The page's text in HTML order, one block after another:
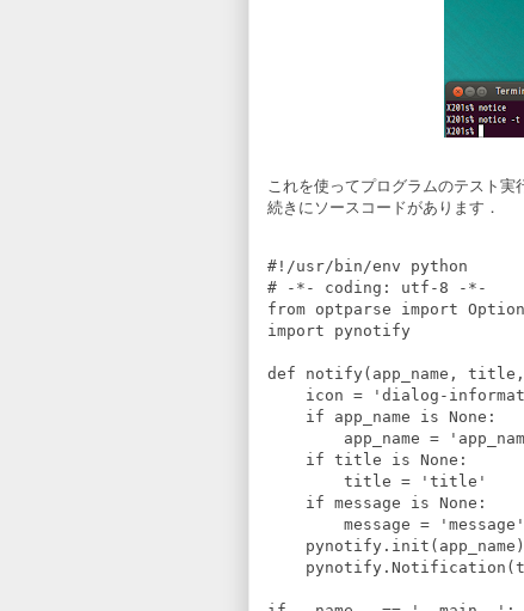
これを使ってプログラムのテスト実
続きにソースコードがあります．
#!/usr/bin/env python
# -*- coding: utf-8 -*-
from optparse import
import pynotify
def notify(app_name, title,
icon = 'dialog-
    if app_name is None:
app_name =
    if title is None:
        title = 'title'
    if message is None:
        message = 'message'
    pynotify.init(app_name)